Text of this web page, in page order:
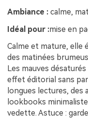
Ambiance : calme,
Idéal pour :mise en
Calme et mature, elle
des matinées
Les mauves
effet éditorial sans
longues lectures, des
lookbooks
vedette. Astuce :